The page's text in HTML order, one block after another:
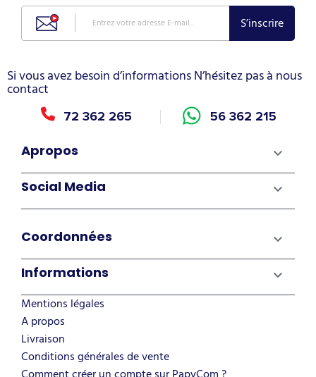
Si vous avez besoin d’informations N’hésitez pas à nous
contact
72 362 265 56 362 215
Apropos 
Social Media 
Coordonnées 
Informations 
Livraison
Mentions légales
A propos
Conditions générales de vente